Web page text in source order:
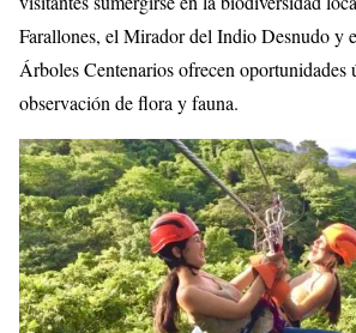
Farallones, el Mirador del Indio Desnudo y
Árboles Centenarios ofrecen oportunidades
observación de flora y fauna.